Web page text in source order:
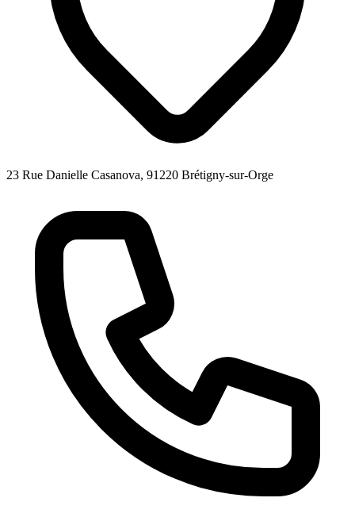
23 Rue Danielle Casanova, 91220 Brétigny-sur-Orge